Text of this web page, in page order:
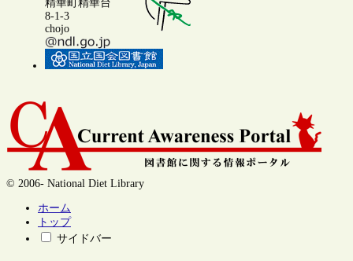
精華町精華台
8-1-3
chojo
© 2006- National Diet Library
ホーム
トップ
サイドバー